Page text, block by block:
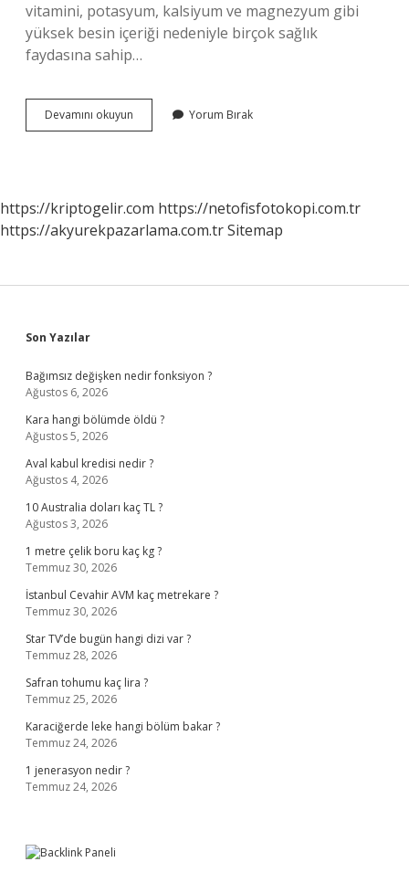
vitamini, potasyum, kalsiyum ve magnezyum gibi
yüksek besin içeriği nedeniyle birçok sağlık
faydasına sahip…
Devamını okuyun Gilaburu
Meyvesi
Yorum Bırak
https://kriptogelir.com https://netofisfotokopi.com.tr
https://akyurekpazarlama.com.trSitemap
Sidebar
Son Yazılar
Bağımsız değişken nedir fonksiyon ?
Ağustos 6, 2026
Kara hangi bölümde öldü ?
Ağustos 5, 2026
Aval kabul kredisi nedir ?
Ağustos 4, 2026
10 Australia doları kaç TL ?
Ağustos 3, 2026
1 metre çelik boru kaç kg ?
Temmuz 30, 2026
İstanbul Cevahir AVM kaç metrekare ?
Temmuz 30, 2026
Star TV’de bugün hangi dizi var ?
Temmuz 28, 2026
Safran tohumu kaç lira ?
Temmuz 25, 2026
Karaciğerde leke hangi bölüm bakar ?
Temmuz 24, 2026
1 jenerasyon nedir ?
Temmuz 24, 2026